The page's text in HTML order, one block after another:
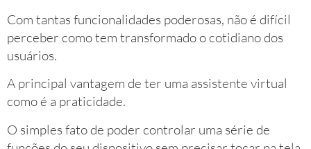
Com tantas funcionalidades poderosas, não é difícil
perceber como tem transformado o cotidiano dos
usuários.
A principal vantagem de ter uma assistente virtual
como é a praticidade.
O simples fato de poder controlar uma série de